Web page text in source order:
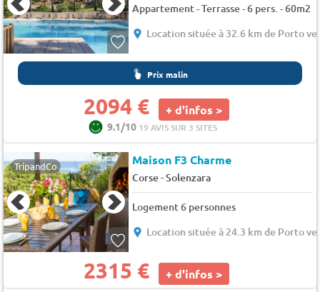
Appartement - Terrasse - 6 pers. - 60m2
Location située à 32.6 km de Porto
Prix malin
2094 € + d'infos >
9.1/10 19 AVIS SUR 3 SITES
TripandCo Maison F3 Charme
Corse-Solenzara
Logement 6 personnes
Location située à 24.3 km de Porto
2315 € + d'infos >